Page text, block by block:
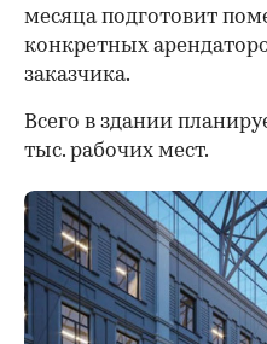
месяца подготовит
конкретных
заказчика.
Всего в здании
тыс. рабочих мест.